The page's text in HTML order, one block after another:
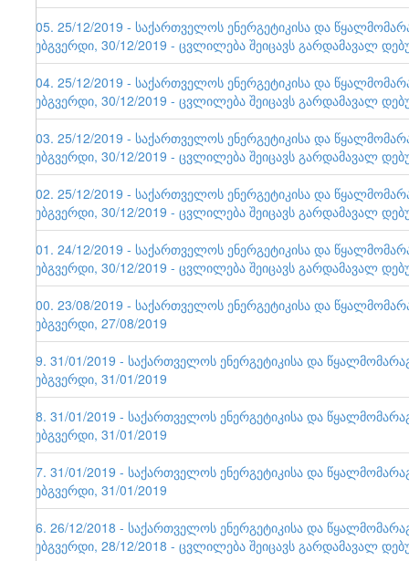
105. 25/12/2019 - საქართველოს ენერგეტიკისა და
ვებგვერდი, 30/12/2019 - ცვლილება შეიცავს გარდამავალ
104. 25/12/2019 - საქართველოს ენერგეტიკისა და
ვებგვერდი, 30/12/2019 - ცვლილება შეიცავს გარდამავალ
103. 25/12/2019 - საქართველოს ენერგეტიკისა და
ვებგვერდი, 30/12/2019 - ცვლილება შეიცავს გარდამავალ
102. 25/12/2019 - საქართველოს ენერგეტიკისა და
ვებგვერდი, 30/12/2019 - ცვლილება შეიცავს გარდამავალ
101. 24/12/2019 - საქართველოს ენერგეტიკისა და
ვებგვერდი, 30/12/2019 - ცვლილება შეიცავს გარდამავალ
100. 23/08/2019 - საქართველოს ენერგეტიკისა და
ვებგვერდი, 27/08/2019
99. 31/01/2019 - საქართველოს ენერგეტიკისა და
ვებგვერდი, 31/01/2019
98. 31/01/2019 - საქართველოს ენერგეტიკისა და
ვებგვერდი, 31/01/2019
97. 31/01/2019 - საქართველოს ენერგეტიკისა და
ვებგვერდი, 31/01/2019
96. 26/12/2018 - საქართველოს ენერგეტიკისა და
ვებგვერდი, 28/12/2018 - ცვლილება შეიცავს გარდამავალ